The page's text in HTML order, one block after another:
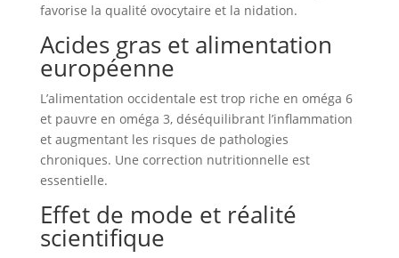
favorise la qualité ovocytaire et la nidation.
Acides gras et alimentation
européenne
L’alimentation occidentale est trop riche en oméga 6
et pauvre en oméga 3, déséquilibrant l’inflammation
et augmentant les risques de pathologies
chroniques. Une correction nutritionnelle est
essentielle.
Effet de mode et réalité
scientifique